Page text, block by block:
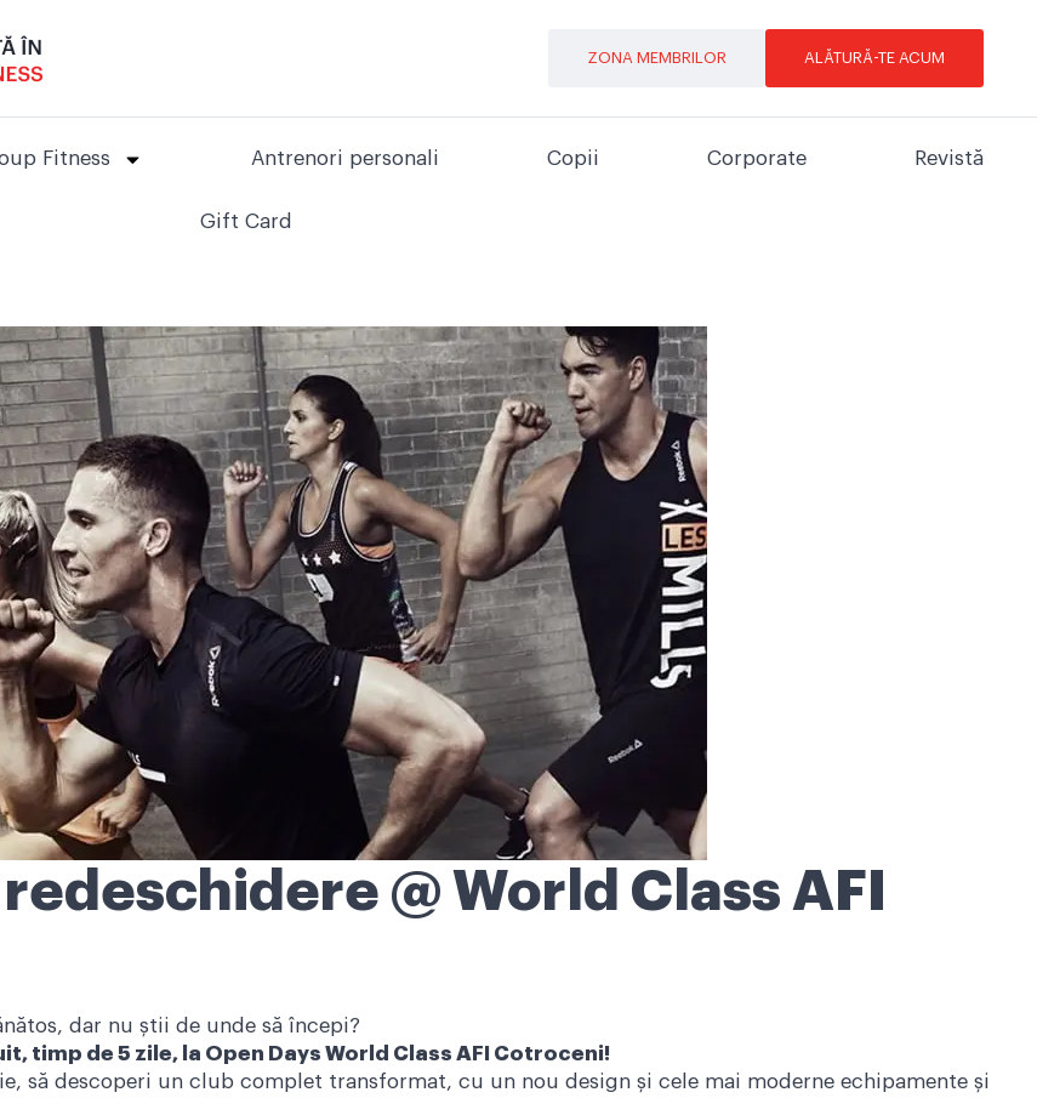
ZONA MEMBRILOR ALĂTURĂ-TE ACUM
Fitness Antrenori personali Copii Corporate Revistă
Gift Card
@ World Class AFI
dar nu știi de unde să începi?
timp de 5 zile, la Open Days World Class AFI Cotroceni!
să descoperi un club complet transformat, cu un nou design și cele mai moderne echipamente și